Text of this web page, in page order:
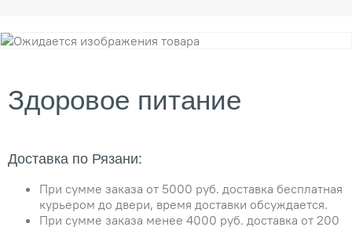
Здоровое питание
Доставка по Рязани:
При сумме заказа от 5000 руб. доставка бесплатная
курьером до двери, время доставки обсуждается.
При сумме заказа менее 4000 руб. доставка от 200